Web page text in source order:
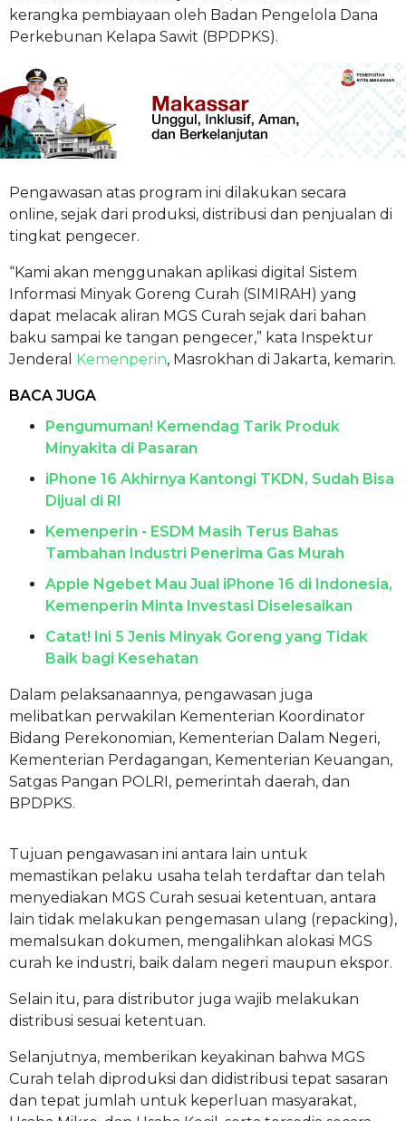
kerangka pembiayaan oleh Badan Pengelola Dana
Perkebunan Kelapa Sawit (BPDPKS).
Pengawasan atas program ini dilakukan secara
online, sejak dari produksi, distribusi dan penjualan di
tingkat pengecer.
“Kami akan menggunakan aplikasi digital Sistem
Informasi Minyak Goreng Curah (SIMIRAH) yang
dapat melacak aliran MGS Curah sejak dari bahan
baku sampai ke tangan pengecer,” kata Inspektur
Jenderal Kemenperin, Masrokhan di Jakarta, kemarin.
BACA JUGA
Pengumuman! Kemendag Tarik Produk
Minyakita di Pasaran
iPhone 16 Akhirnya Kantongi TKDN, Sudah Bisa
Dijual di RI
Kemenperin - ESDM Masih Terus Bahas
Tambahan Industri Penerima Gas Murah
Apple Ngebet Mau Jual iPhone 16 di Indonesia,
Kemenperin Minta Investasi Diselesaikan
Catat! Ini 5 Jenis Minyak Goreng yang Tidak
Baik bagi Kesehatan
Dalam pelaksanaannya, pengawasan juga
melibatkan perwakilan Kementerian Koordinator
Bidang Perekonomian, Kementerian Dalam Negeri,
Kementerian Perdagangan, Kementerian Keuangan,
Satgas Pangan POLRI, pemerintah daerah, dan
BPDPKS.
Tujuan pengawasan ini antara lain untuk
memastikan pelaku usaha telah terdaftar dan telah
menyediakan MGS Curah sesuai ketentuan, antara
lain tidak melakukan pengemasan ulang (repacking),
memalsukan dokumen, mengalihkan alokasi MGS
curah ke industri, baik dalam negeri maupun ekspor.
Selain itu, para distributor juga wajib melakukan
distribusi sesuai ketentuan.
Selanjutnya, memberikan keyakinan bahwa MGS
Curah telah diproduksi dan didistribusi tepat sasaran
dan tepat jumlah untuk keperluan masyarakat,